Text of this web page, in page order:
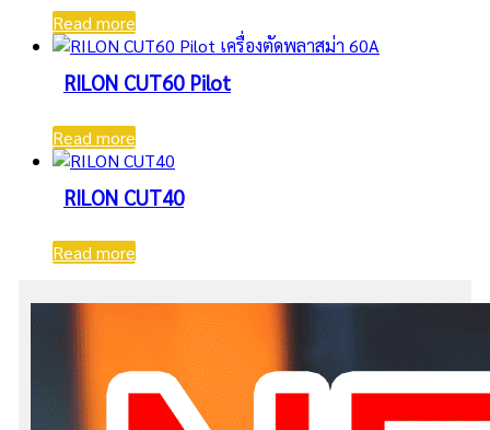
Read more
RILON CUT60 Pilot
Read more
RILON CUT40
Read more